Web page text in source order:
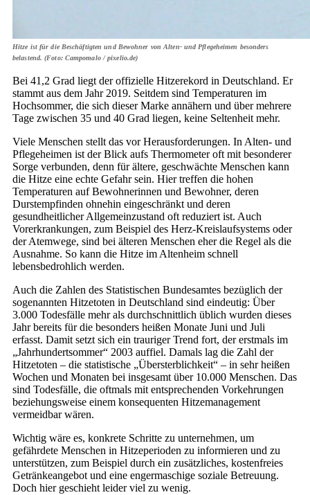
Hitze ist für die Beschäftigten und Bewohner von Alten- und Pflegeheimen besonders
belastend. (Foto: Campomalo / pixelio.de)
Bei 41,2 Grad liegt der offizielle Hitzerekord in Deutschland. Er
stammt aus dem Jahr 2019. Seitdem sind Temperaturen im
Hochsommer, die sich dieser Marke annähern und über mehrere
Tage zwischen 35 und 40 Grad liegen, keine Seltenheit mehr.
Viele Menschen stellt das vor He­rausforderungen. In Alten- und
Pflegeheimen ist der Blick aufs Thermometer oft mit besonderer
Sorge verbunden, denn für ältere, geschwächte Menschen kann
die Hitze eine echte Gefahr sein. Hier treffen die hohen
Temperaturen auf Bewohnerinnen und Bewohner, deren
Durstempfinden ohnehin eingeschränkt und deren
gesundheitlicher Allgemeinzustand oft reduziert ist. Auch
Vorerkrankungen, zum Beispiel des Herz-Kreislaufsystems oder
der Atemwege, sind bei älteren Menschen eher die Regel als die
Ausnahme. So kann die Hitze im Altenheim schnell
lebensbedrohlich werden.
Auch die Zahlen des Statistischen Bundesamtes bezüglich der
sogenannten Hitzetoten in Deutschland sind eindeutig: Über
3.000 Todesfälle mehr als durchschnittlich üblich wurden dieses
Jahr bereits für die besonders heißen Monate Juni und Juli
erfasst. Damit setzt sich ein trauriger Trend fort, der erstmals im
„Jahrhundertsommer“ 2003 auffiel. Damals lag die Zahl der
Hitzetoten – die statistische „Übersterblichkeit“ – in sehr heißen
Wochen und Monaten bei insgesamt über 10.000 Menschen. Das
sind Todesfälle, die oftmals mit entsprechenden Vorkehrungen
beziehungsweise einem konsequenten Hitzemanagement
vermeidbar wären.
Wichtig wäre es, konkrete Schritte zu unternehmen, um
gefährdete Menschen in Hitzeperioden zu informieren und zu
unterstützen, zum Beispiel durch ein zusätzliches, kostenfreies
Getränkeangebot und eine engermaschige soziale Betreuung.
Doch hier geschieht leider viel zu wenig.